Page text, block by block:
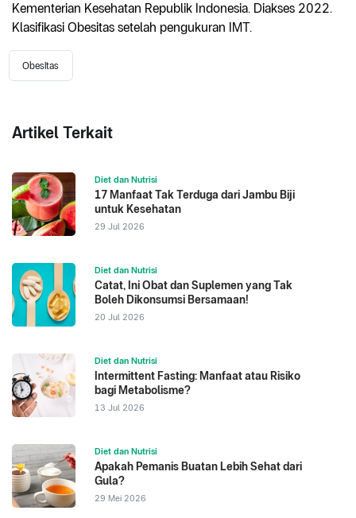
Kementerian Kesehatan Republik Indonesia. Diakses 2022.
Klasifikasi Obesitas setelah pengukuran IMT.
Obesitas
Artikel Terkait
Diet dan Nutrisi
17 Manfaat Tak Terduga dari Jambu Biji
untuk Kesehatan
29 Jul 2026
Diet dan Nutrisi
Catat, Ini Obat dan Suplemen yang Tak
Boleh Dikonsumsi Bersamaan!
20 Jul 2026
Diet dan Nutrisi
Intermittent Fasting: Manfaat atau Risiko
bagi Metabolisme?
13 Jul 2026
Diet dan Nutrisi
Apakah Pemanis Buatan Lebih Sehat dari
Gula?
29 Mei 2026